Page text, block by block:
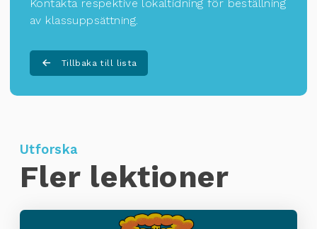
Kontakta respektive lokaltidning för beställning
av klassuppsättning.
Tillbaka till lista
Utforska
Fler lektioner